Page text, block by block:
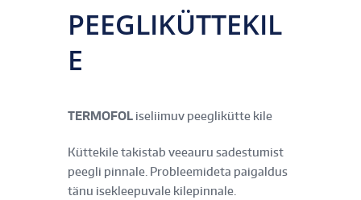
PEEGLIKÜTTEKIL
E
TERMOFOL iseliimuv peeglikütte kile
Küttekile takistab veeauru sadestumist
peegli pinnale. Probleemideta paigaldus
tänu isekleepuvale kilepinnale.